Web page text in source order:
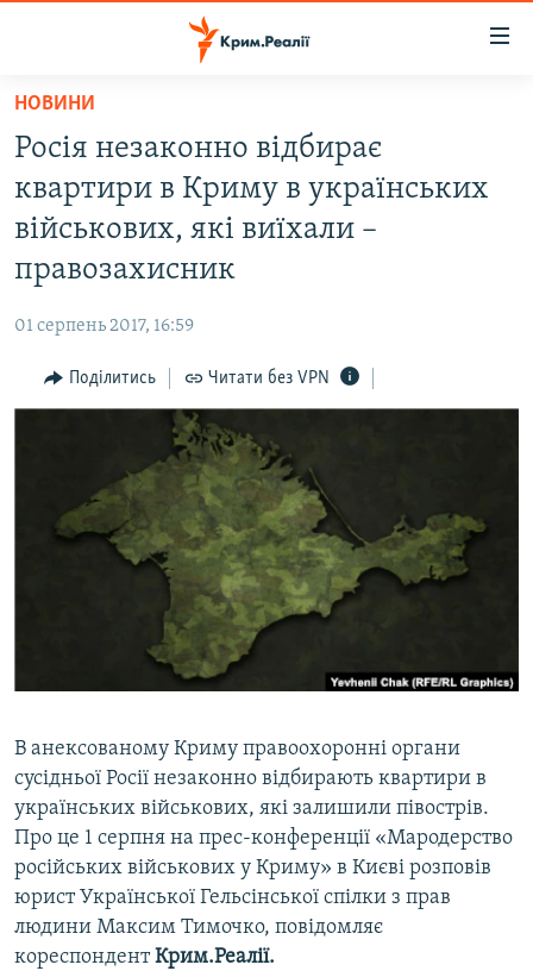
Перейти
основного
матеріалу
Перейти
до
основної
Перейти
пошуку
ВІДЕО ТА ФОТО
ПОГЛЯД
ІНТЕРВ'Ю
СПЕЦПРОЕКТИ
ДЕПОРТАЦІЯ
ВІДЕОУРОКИ «ELIFBE»
УКРАЇНСЬКА ПРОБЛЕМА КРИМУ
ЯК ОБІЙТИ БЛОКУВАННЯ
Усі сайти RFE/RL
НОВИНИ
Росія незаконно відбирає
квартири в Криму в українських
військових, які виїхали –
правозахисник
01 серпень 2017, 16:59
Поділитись Читати без VPN
В анексованому Криму правоохоронні органи
сусідньої Росії незаконно відбирають квартири в
українських військових, які залишили півострів.
Про це 1 серпня на прес-конференції «Мародерство
російських військових у Криму» в Києві розповів
юрист Української Гельсінської спілки з прав
людини Максим Тимочко, повідомляє
кореспондентКрим.Реалії.